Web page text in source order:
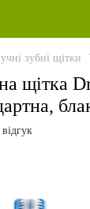
зубні щітки
щітка